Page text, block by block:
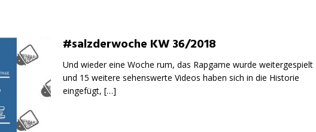
#salzderwoche KW 36/2018
Und wieder eine Woche rum, das Rapgame wurde weitergespielt
und 15 weitere sehenswerte Videos haben sich in die Historie
eingefügt, […]